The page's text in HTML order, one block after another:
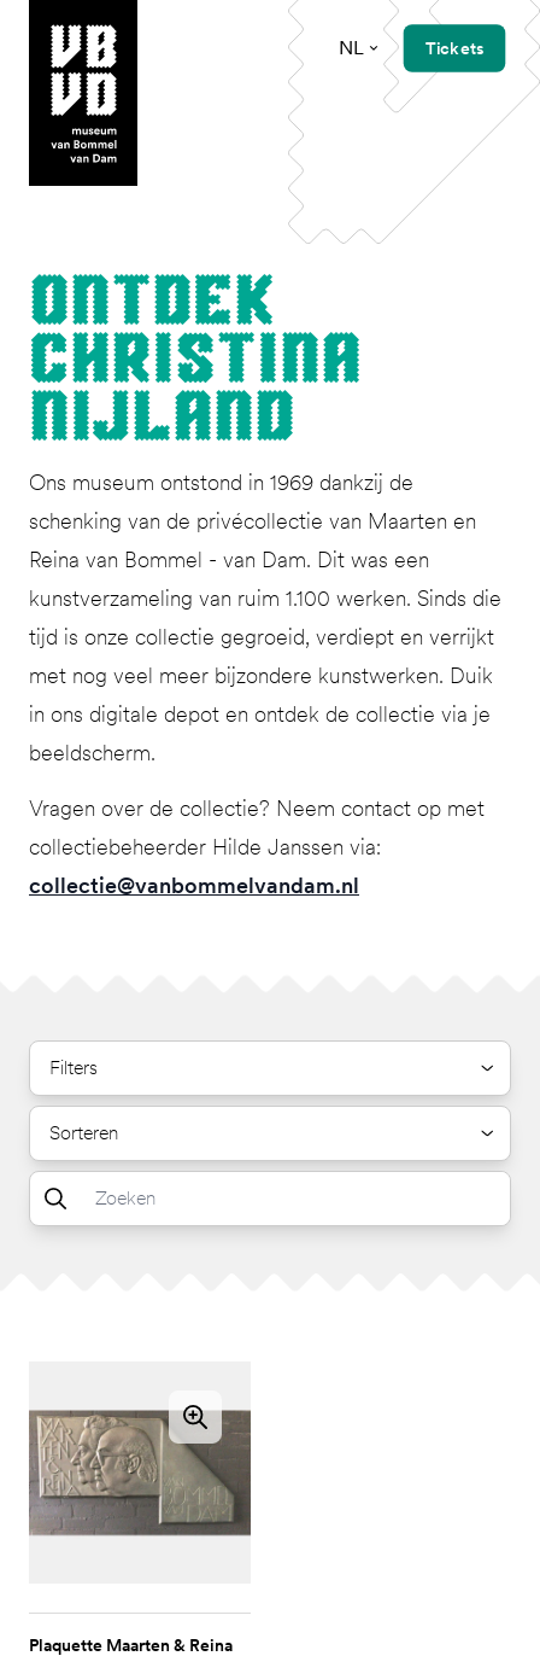
museum van Bommel van Dam
NL Tickets
Ont­dek
Christi­na
Nijland
Ons museum ontstond in 1969 dankzij de
schenking van de privécollectie van Maarten en
Reina van Bommel - van Dam. Dit was een
kunstverzameling van ruim 1.100 werken. Sinds die
tijd is onze collectie gegroeid, verdiept en verrijkt
met nog veel meer bijzondere kunstwerken. Duik
in ons digitale depot en ontdek de collectie via je
beeldscherm.
Vragen over de collectie? Neem contact op met
collectiebeheerder Hilde Janssen via:
collectie@vanbommelvandam.nl
Filters
Sorteren
Plaquette Maarten & Reina